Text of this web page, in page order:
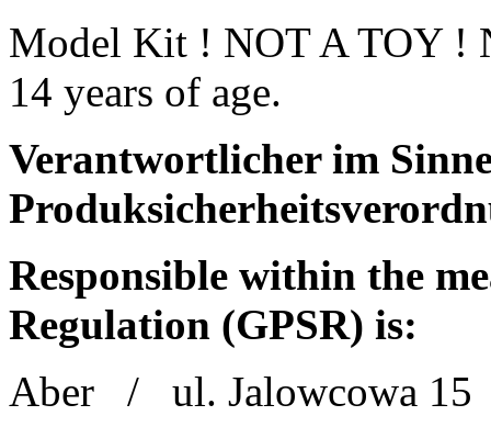
Model Kit ! NOT A TOY !
14 years of age.
Verantwortlicher im
Responsible within the
Regulation (GPSR) is:
Aber
/
ul. Jalowcowa 15